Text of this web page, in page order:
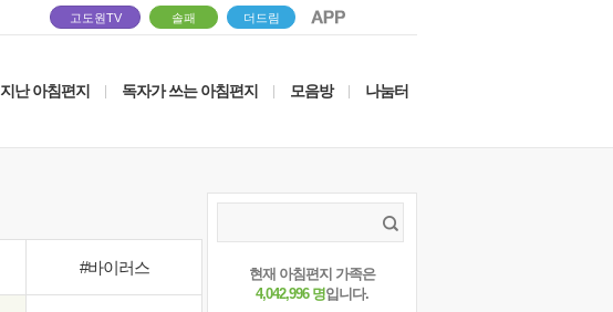
고도원TV 솔패 더드림
지난 아침편지 독자가 쓰는 아침편지 모음방 나눔터
#바이러스
현재 아침편지 가족은
4,042,996 명입니다.